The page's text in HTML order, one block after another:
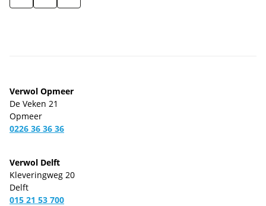
Verwol Opmeer
De Veken 21
Opmeer
0226 36 36 36
Verwol Delft
Kleveringweg 20
Delft
015 21 53 700